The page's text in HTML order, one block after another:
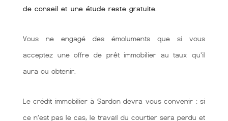
de conseil et une étude reste gratuite.
Vous ne engagé des émoluments que si vous
acceptez une offre de prêt immobilier au taux qu'il
aura ou obtenir.
Le crédit immobilier à Sardon devra vous convenir : si
ce n’est pas le cas, le travail du courtier sera perdu et